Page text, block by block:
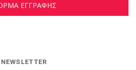
ΕΓΓΡΑΦΗΣ
NEWSLETTER